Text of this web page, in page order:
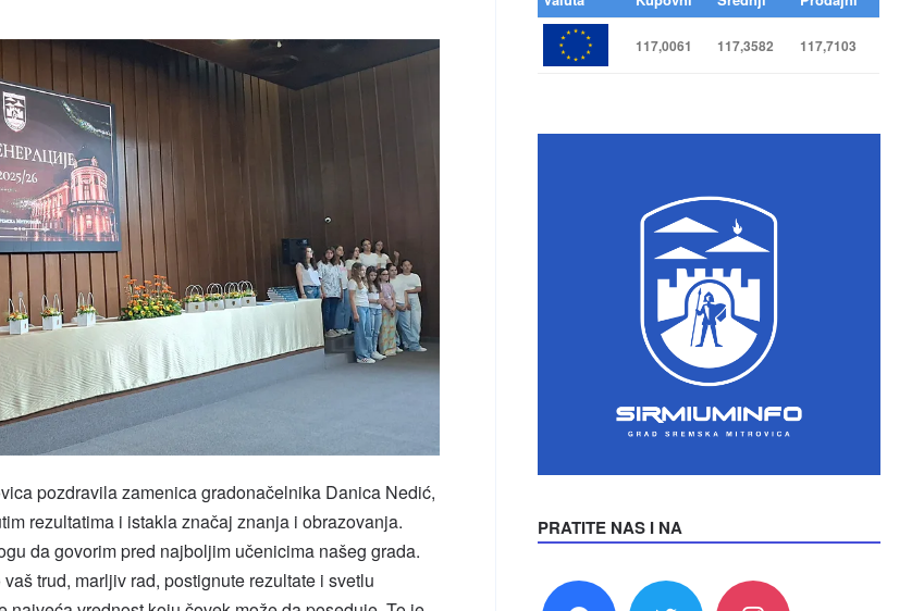
pozdravila zamenica gradonačelnika Danica Nedić,
rezultatima i istakla značaj znanja i obrazovanja.
da govorim pred najboljim učenicima našeg grada.
trud, marljiv rad, postignute rezultate i svetlu
117,0061 117,3582 117,7103
PRATITE NAS I NA
facebook twitter instagram